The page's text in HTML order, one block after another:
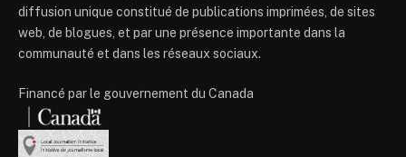
diffusion unique constitué de publications imprimées, de sites
web, de blogues, et par une présence importante dans la
communauté et dans les réseaux sociaux.
Financé par le gouvernement du Canada